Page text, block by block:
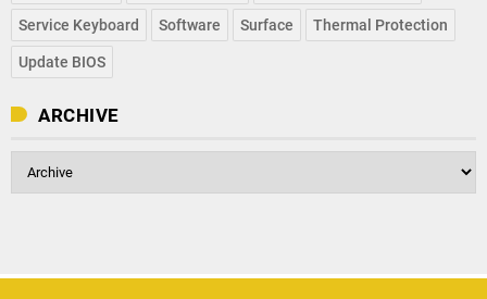
Service Keyboard Software Surface Thermal Protection
Update BIOS
ARCHIVE